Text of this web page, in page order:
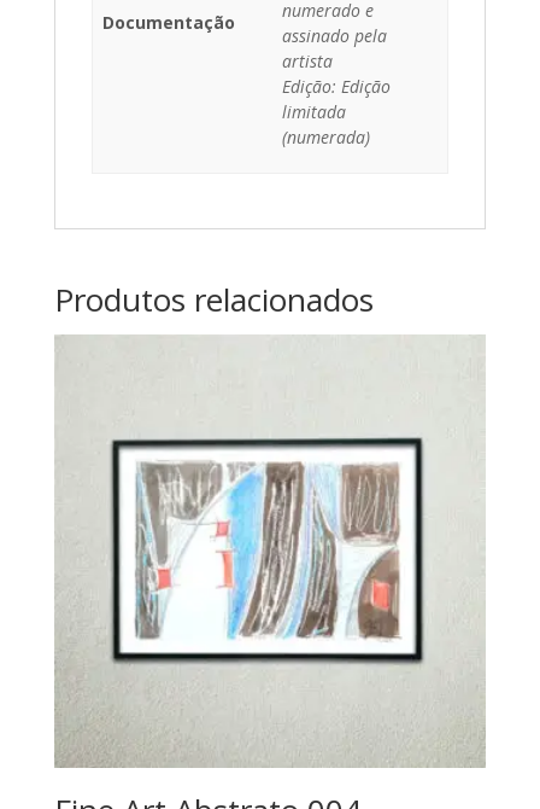
Documentação
numerado e
assinado pela
artista
Edição: Edição
limitada
(numerada)
Produtos relacionados